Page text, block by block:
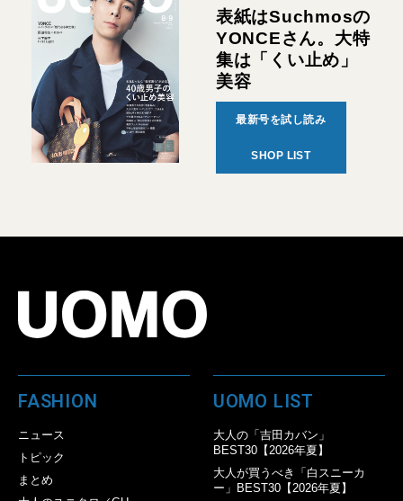
表紙はSuchmosの
YONCEさん。大特
集は「くい止め」
美容
最新号を試し読み
SHOP LIST
FASHION
ニュース
トピック
まとめ
UOMO LIST
大人の「吉田カバン」
BEST30【2026年夏】
大人が買うべき「白スニーカ
ー」BEST30【2026年夏】